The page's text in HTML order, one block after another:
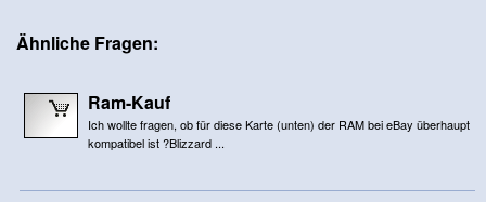
Ähnliche Fragen:
Ram-Kauf
Ich wollte fragen, ob für diese Karte (unten) der RAM bei eBay überhaupt
kompatibel ist ?Blizzard ...